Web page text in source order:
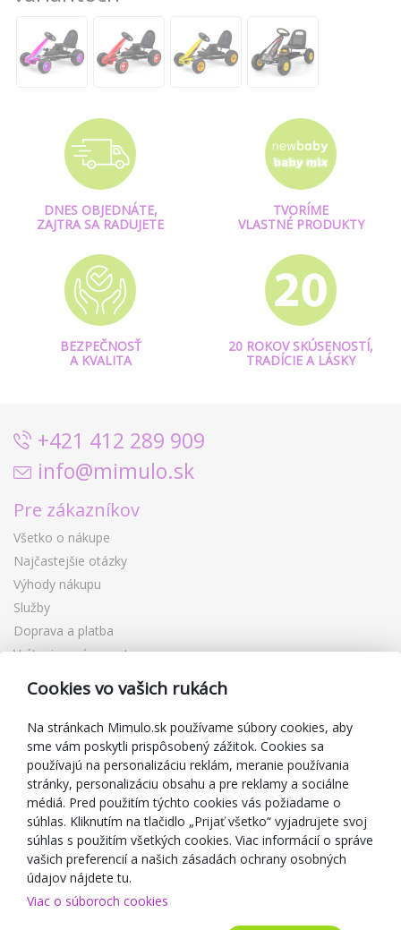
DNES OBJEDNÁTE,
ZAJTRA SA RADUJETE
TVORÍME
VLASTNÉ PRODUKTY
BEZPEČNOSŤ
A KVALITA
20 ROKOV SKÚSENOSTÍ,
TRADÍCIE A LÁSKY
+421 412 289 909
info@mimulo.sk
Pre zákazníkov
Všetko o nákupe
Najčastejšie otázky
Výhody nákupu
Služby
Doprava a platba
Vrátenie a výmena tovaru
Reklamácia
Darčekové poukážky
Zľavové kupóny
Blog
O predajcovi
Mimulo.sk
Obchodné podmienky
Ochrana osobných údajov GDPR
Kontakty
Spolupracujeme
Cookies vo vašich rukách
Na stránkach Mimulo.sk používame súbory cookies, aby
sme vám poskytli prispôsobený zážitok. Cookies sa
používajú na personalizáciu reklám, meranie používania
stránky, personalizáciu obsahu a pre reklamy a sociálne
médiá. Pred použitím týchto cookies vás požiadame o
súhlas. Kliknutím na tlačidlo „Prijať všetko“ vyjadrujete svoj
súhlas s použitím všetkých cookies. Viac informácií o správe
vašich preferencií a našich zásadách ochrany osobných
údajov nájdete tu.
Viac o súboroch cookies